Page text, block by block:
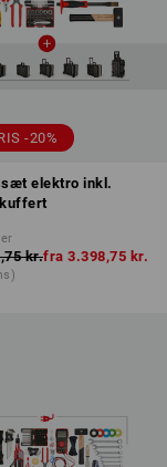
-20%
elektro inkl.
kr.fra 3.398,75 kr.